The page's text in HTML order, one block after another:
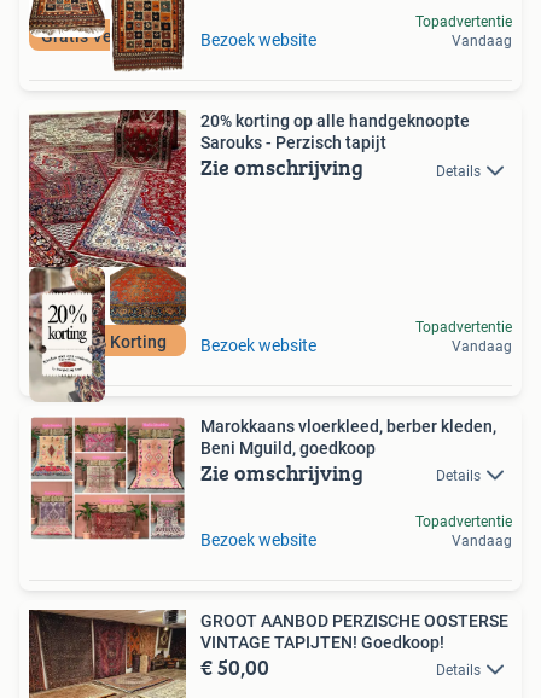
Gratis Verzenden Bezoek website
Topadvertentie
Vandaag
Nu 20% Korting
20% korting op alle handgeknoopte
Sarouks - Perzisch tapijt
Zie omschrijving Details
Bezoek website
Topadvertentie
Vandaag
Marokkaans vloerkleed, berber kleden,
Beni Mguild, goedkoop
Zie omschrijving Details
Bezoek website
Topadvertentie
Vandaag
GROOT AANBOD PERZISCHE OOSTERSE
VINTAGE TAPIJTEN! Goedkoop!
€ 50,00 Details